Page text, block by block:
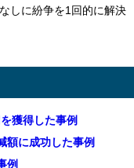
しに紛争を1回的に解決
獲得した事例
額に成功した事例
例